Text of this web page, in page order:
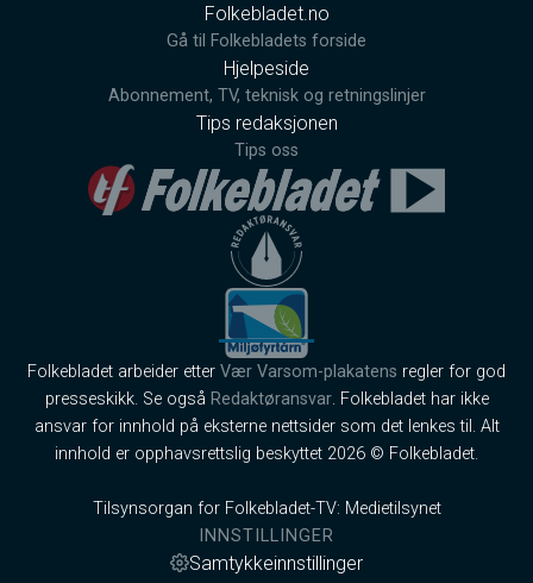
Folkebladet.no
Gå til Folkebladets forside
Hjelpeside
Abonnement, TV, teknisk og retningslinjer
Tips redaksjonen
Tips oss
Folkebladet arbeider etter Vær Varsom-plakatens regler for god
presseskikk. Se også Redaktøransvar. Folkebladet har ikke
ansvar for innhold på eksterne nettsider som det lenkes til. Alt
innhold er opphavsrettslig beskyttet 2026 © Folkebladet.
Tilsynsorgan for Folkebladet-TV: Medietilsynet
INNSTILLINGER
Samtykkeinnstillinger